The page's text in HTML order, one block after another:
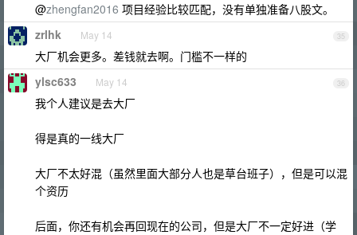
@zhengfan2016 项目经验比较匹配，没有单独准备八股文。
35
zrlhk May 14
大厂机会更多。差钱就去啊。门槛不一样的
36
ylsc633 May 14
我个人建议是去大厂
得是真的一线大厂
大厂不太好混（虽然里面大部分人也是草台班子），但是可以混
个资历
后面，你还有机会再回现在的公司，但是大厂不一定好进（学